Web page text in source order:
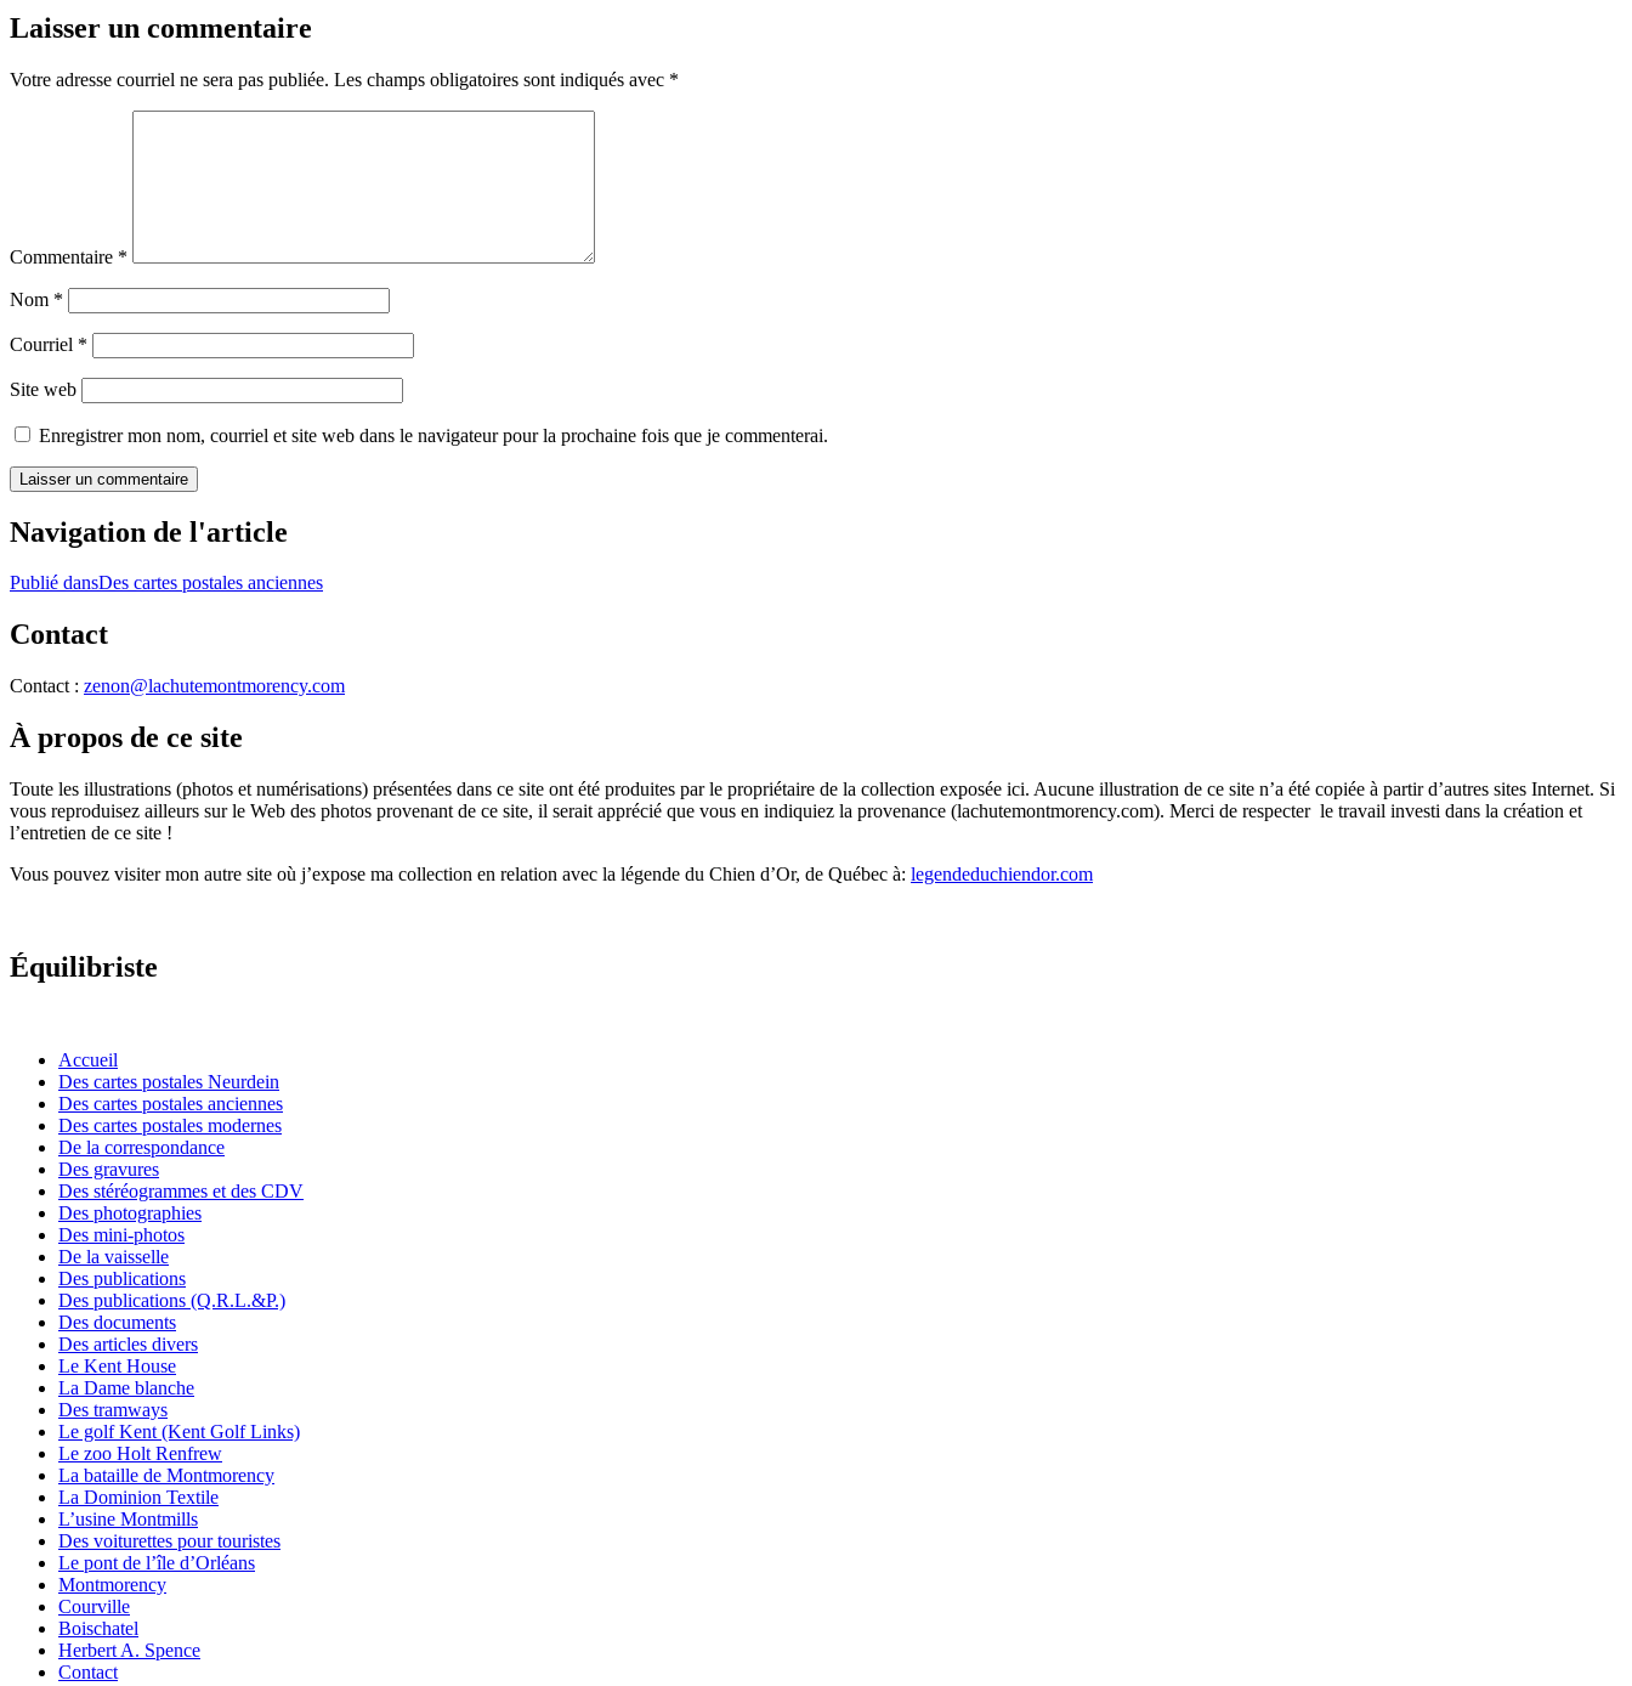
Laisser un commentaire
Votre adresse courriel ne sera pas publiée. Les champs obligatoires sont indiqués avec *
Commentaire *
Nom *
Courriel *
Site web
Enregistrer mon nom, courriel et site web dans le navigateur pour la prochaine fois que je commenterai.
Navigation de l'article
Publié dansDes cartes postales anciennes
Contact
Contact : zenon@lachutemontmorency.com
À propos de ce site
Toute les illustrations (photos et numérisations) présentées dans ce site ont été produites par le propriétaire de la collection exposée ici. Aucune illustration de ce site n’a été copiée à partir d’autres sites Internet. Si
vous reproduisez ailleurs sur le Web des photos provenant de ce site, il serait apprécié que vous en indiquiez la provenance (lachutemontmorency.com). Merci de respecter le travail investi dans la création et
l’entretien de ce site !
Vous pouvez visiter mon autre site où j’expose ma collection en relation avec la légende du Chien d’Or, de Québec à: legendeduchiendor.com
Équilibriste
Accueil
Des cartes postales Neurdein
Des cartes postales anciennes
Des cartes postales modernes
De la correspondance
Des gravures
Des stéréogrammes et des CDV
Des photographies
Des mini-photos
De la vaisselle
Des publications
Des publications (Q.R.L.&P.)
Des documents
Des articles divers
Le Kent House
La Dame blanche
Des tramways
Le golf Kent (Kent Golf Links)
Le zoo Holt Renfrew
La bataille de Montmorency
La Dominion Textile
L’usine Montmills
Des voiturettes pour touristes
Le pont de l’île d’Orléans
Montmorency
Courville
Boischatel
Herbert A. Spence
Contact